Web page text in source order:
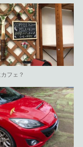
フェ？